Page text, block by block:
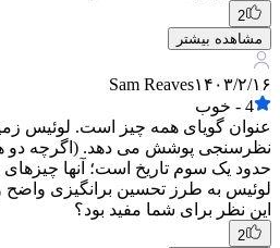
2
مشاهده بیشتر
Sam Reaves۱۴۰۳/۲/۱۶
4
- خوب
عنوان گویای همه چیز است. لوئیس
نظرسنجی پوشش می دهد. (اگرچه دو
حدود یک سوم تاریخ است؛ آنها چیزهای
لوئیس به طرز تحسین برانگیزی
این نظر برای شما مفید بود؟
2